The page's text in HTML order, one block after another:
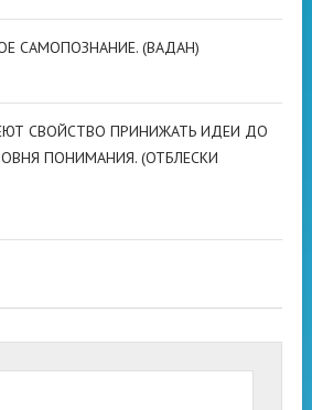
САМОПОЗНАНИЕ. (ВАДАН)
СВОЙСТВО ПРИНИЖАТЬ ИДЕИ ДО
ПОНИМАНИЯ. (ОТБЛЕСКИ